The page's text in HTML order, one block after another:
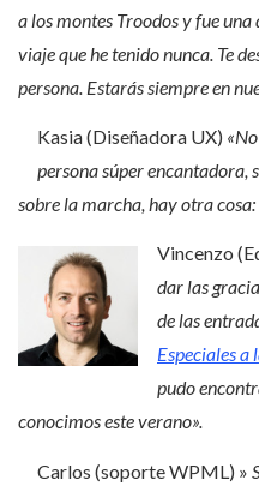
a los montes Troodos y fue
viaje que he tenido nunca. Te
persona. Estarás siempre en
Kasia (Diseñadora UX) «
persona súper encantadora,
sobre la marcha, hay otra cosa:
Vincenzo
dar las
de las
Especiales a
pudo
conocimos este verano».
Carlos (soporte WPML) »